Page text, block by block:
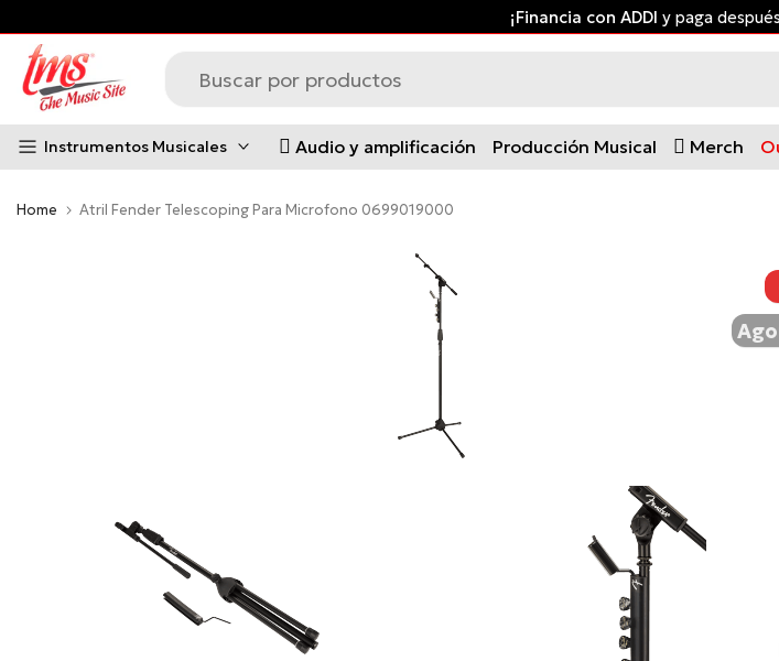
contenido
¡Financia con ADDI y paga
Instrumentos Musicales Audio y amplificación Producción Musical Merch
Home Atril Fender Telescoping Para Microfono 0699019000